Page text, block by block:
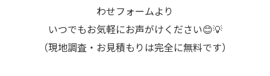
わせフォームより
いつでもお気軽にお声がけください😊💡
（現地調査・お見積もりは完全に無料です）